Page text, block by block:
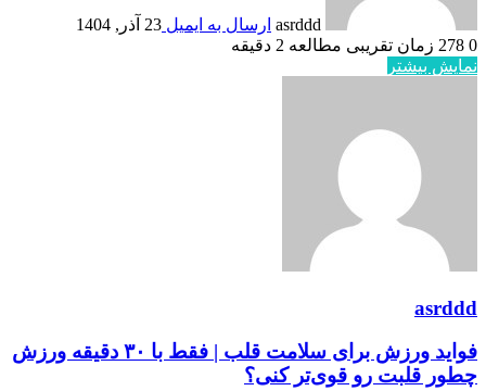
asrddd ارسال به ایمیل 23 آذر, 1404
0
زمان تقریبی مطالعه 2 دقیقه
نمایش بیشتر
asrddd
فواید ورزش برای سلامت قلب | فقط با ۳۰ دقیقه ورزش
چطور قلبت رو قوی‌تر کنی؟